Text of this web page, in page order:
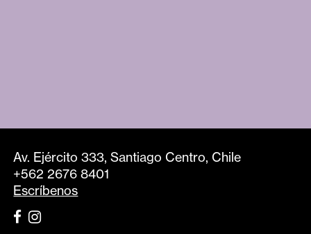
Av. Ejército 333, Santiago Centro, Chile
+562 2676 8401
Escríbenos